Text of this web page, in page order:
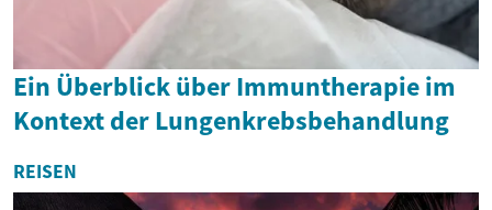
Ein Überblick über Immuntherapie im
Kontext der Lungenkrebsbehandlung
REISEN